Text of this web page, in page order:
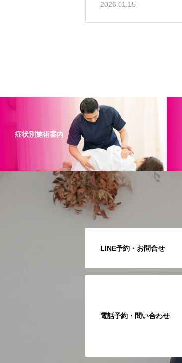
2026.01.15
症状別施術案内
LINE予約・お問合せ
電話予約・問い合わせ